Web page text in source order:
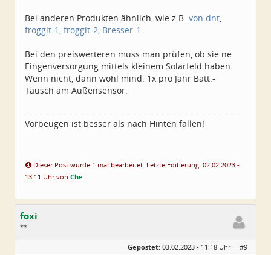
Bei anderen Produkten ähnlich, wie z.B. von dnt,
froggit-1 , froggit-2, Bresser-1 .
Bei den preiswerteren muss man prüfen, ob sie ne
Eingenversorgung mittels kleinem Solarfeld haben.
Wenn nicht, dann wohl mind. 1x pro Jahr Batt.-
Tausch am Außensensor.
Vorbeugen ist besser als nach Hinten fallen!
Dieser Post wurde 1 mal bearbeitet. Letzte Editierung: 02.02.2023 -
13:11 Uhr von Che.
foxi
**
Geschlecht:
Gepostet: 03.02.2023 - 11:18 Uhr · #9